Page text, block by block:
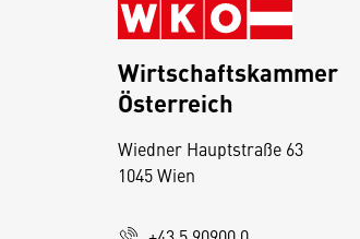
Wirtschaftskammer
Österreich
Wiedner Hauptstraße 63
1045 Wien